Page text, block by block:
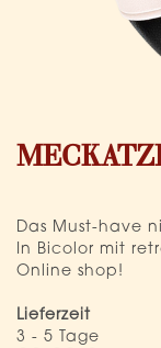
Lieferzeit
3 - 5 Tage
Das Must-have
In Bicolor mit
Online shop!
der
Bildergalerie